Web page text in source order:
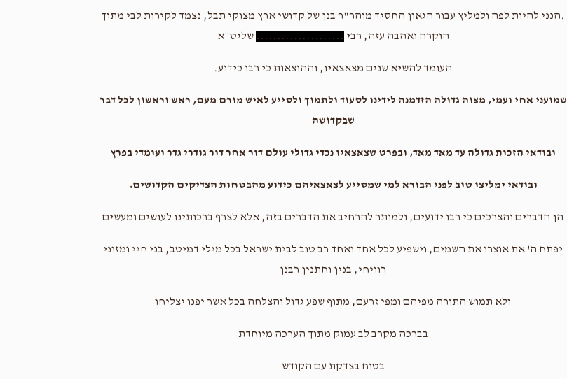
.הנני להיות לפה ולמליץ עבור הגאון החסיד מוהר"ר בנן של קדושי ארץ מצוקי תבל, נצמד לקירות לבי מתוך
הוקרה ואהבה עזה, רבי ..................... שליט"א
העומד להשיא שנים מצאצאיו, וההוצאות כי רבו כידוע.
שמועני אחי ועמי, מצוה גדולה הזדמנה לידינו לסעוד ולתמוך ולסייע לאיש מורם מעם, ראש וראשון לכל דבר
שבקדושה
ובודאי הזכות גדולה עד מאד מאד, ובפרט שצאצאיו נכדי גדולי עולם דור אחר דור גודרי גדר ועומדי בפרץ
ובודאי ימליצו טוב לפני הבורא למי שמסייע לצאצאיהם כידוע מהבטחות הצדיקים הקדושים.
הן הדברים והצרכים כי רבו ידועים, ולמותר להרחיב את הדברים בזה, אלא לצרף ברכותינו לעושים ומעשים
יפתח ה' את אוצרו את השמים, וישפיע לכל אחד ואחד רב טוב לבית ישראל בכל מילי דמיטב, בני חיי ומזוני
רוויחי, בנין וחתנין רבנן
ולא תמוש התורה מפיהם ומפי זרעם, מתוף שפע גדול והצלחה בכל אשר יפנו יצליחו
בברכה מקרב לב עמוק מתוך הערכה מיוחדת
בטוח בצדקת עם הקודש